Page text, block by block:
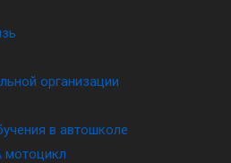
организации
в автошколе
мотоцикл